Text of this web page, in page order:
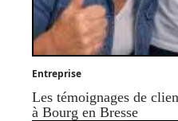
Entreprise
Les témoignages de
à Bourg en Bresse